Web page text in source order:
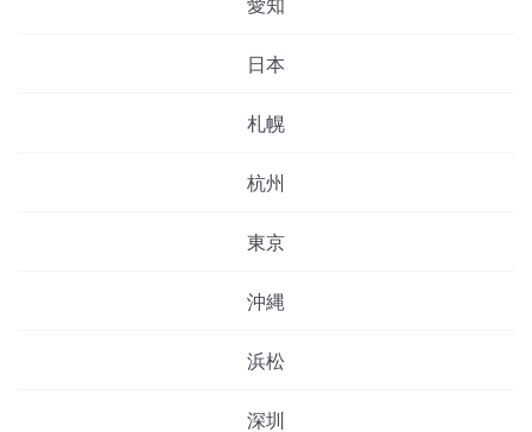
日本
札幌
杭州
東京
沖縄
浜松
深圳